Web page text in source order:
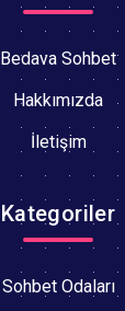
Bedava Sohbet
Hakkımızda
İletişim
Kategoriler
Sohbet Odaları